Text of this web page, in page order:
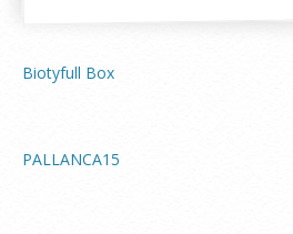
Biotyfull Box
PALLANCA15